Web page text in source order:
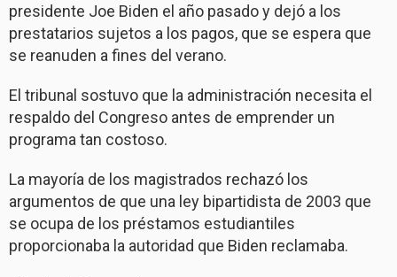
presidente Joe Biden el año pasado y dejó a los
prestatarios sujetos a los pagos, que se espera que
se reanuden a fines del verano.
El tribunal sostuvo que la administración necesita el
respaldo del Congreso antes de emprender un
programa tan costoso.
La mayoría de los magistrados rechazó los
argumentos de que una ley bipartidista de 2003 que
se ocupa de los préstamos estudiantiles
proporcionaba la autoridad que Biden reclamaba.